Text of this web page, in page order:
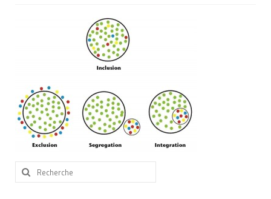
Notre histoire
Nos missions et nos valeurs
Notre équipe
Nous contacter
Nos partenaires
Nos livres
Nos livres adaptés
Rechercher
: